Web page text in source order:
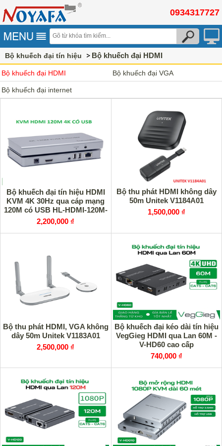
0934317727
Bộ khuếch đại tín hiệu Bộ khuếch đại HDMI
Bộ khuếch đại HDMI Bộ khuếch đại VGA
Bộ khuếch đại internet
Bộ khuếch đại tín hiệu HDMI
KVM 4K 30Hz qua cáp mạng
120M có USB HL-HDMI-120M-
4K HOLINK
2,200,000 ₫
Bộ thu phát HDMI không dây
50m Unitek V1184A01
1,500,000 ₫
Bộ thu phát HDMI, VGA không
dây 50m Unitek V1183A01
2,500,000 ₫
Bộ khuếch đại kéo dài tín hiệu
VegGieg HDMI qua Lan 60M -
V-HD60 cao cấp
740,000 ₫